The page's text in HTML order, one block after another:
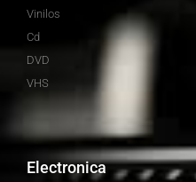
Vinilos
Cd
DVD
VHS
Electronica